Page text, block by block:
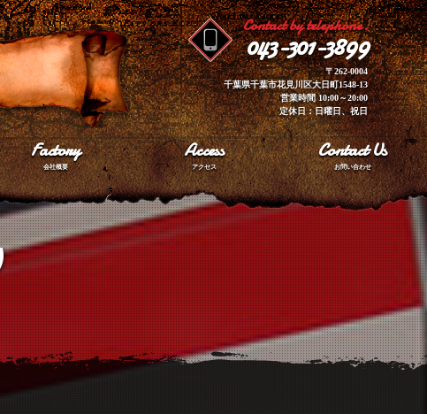
Contact by telephone.
043-301-3899
〒262-0004
千葉県千葉市花見川区大日町1548-13
営業時間 10:00～20:00
定休日：日曜日、祝日
Factory
会社概要
Access
アクセス
Contact Us
お問い合わせ